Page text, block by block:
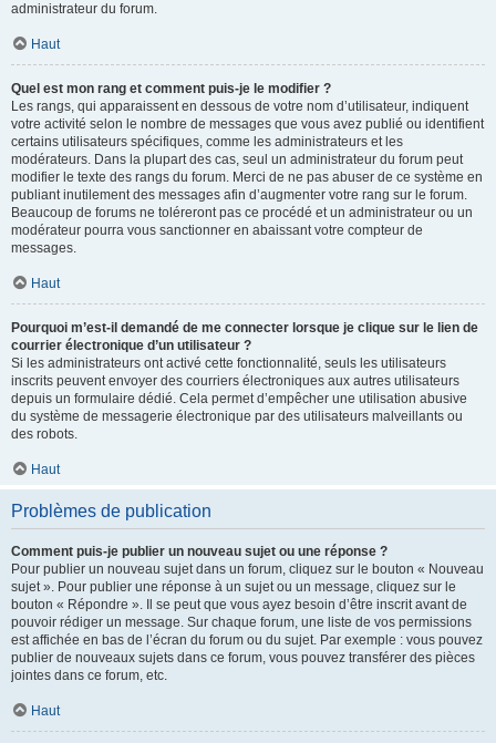
administrateur du forum.
Haut
Quel est mon rang et comment puis-je le modifier ?
Les rangs, qui apparaissent en dessous de votre nom d’utilisateur, indiquent
votre activité selon le nombre de messages que vous avez publié ou identifient
certains utilisateurs spécifiques, comme les administrateurs et les
modérateurs. Dans la plupart des cas, seul un administrateur du forum peut
modifier le texte des rangs du forum. Merci de ne pas abuser de ce système en
publiant inutilement des messages afin d’augmenter votre rang sur le forum.
Beaucoup de forums ne toléreront pas ce procédé et un administrateur ou un
modérateur pourra vous sanctionner en abaissant votre compteur de
messages.
Haut
Pourquoi m’est-il demandé de me connecter lorsque je clique sur le lien de
courrier électronique d’un utilisateur ?
Si les administrateurs ont activé cette fonctionnalité, seuls les utilisateurs
inscrits peuvent envoyer des courriers électroniques aux autres utilisateurs
depuis un formulaire dédié. Cela permet d’empêcher une utilisation abusive
du système de messagerie électronique par des utilisateurs malveillants ou
des robots.
Haut
Problèmes de publication
Comment puis-je publier un nouveau sujet ou une réponse ?
Pour publier un nouveau sujet dans un forum, cliquez sur le bouton « Nouveau
sujet ». Pour publier une réponse à un sujet ou un message, cliquez sur le
bouton « Répondre ». Il se peut que vous ayez besoin d’être inscrit avant de
pouvoir rédiger un message. Sur chaque forum, une liste de vos permissions
est affichée en bas de l’écran du forum ou du sujet. Par exemple : vous pouvez
publier de nouveaux sujets dans ce forum, vous pouvez transférer des pièces
jointes dans ce forum, etc.
Haut